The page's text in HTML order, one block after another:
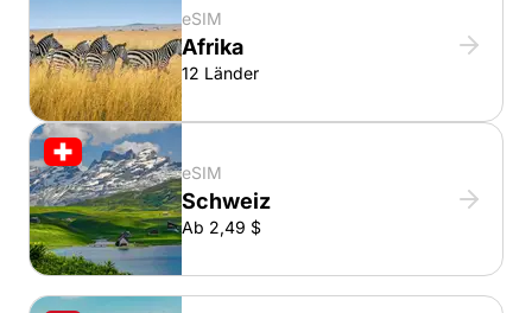
eSIM
Afrika
12 Länder
eSIM
Schweiz
Ab 2,49 $